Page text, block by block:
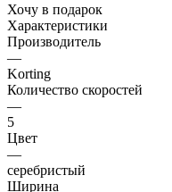
Хочу в подарок
Характеристики
Производитель
—
Korting
Количество скоростей
—
5
Цвет
—
серебристый
Ширина